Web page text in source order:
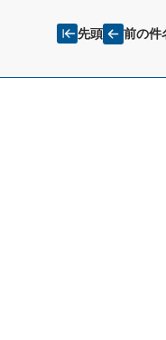
先頭 前の件